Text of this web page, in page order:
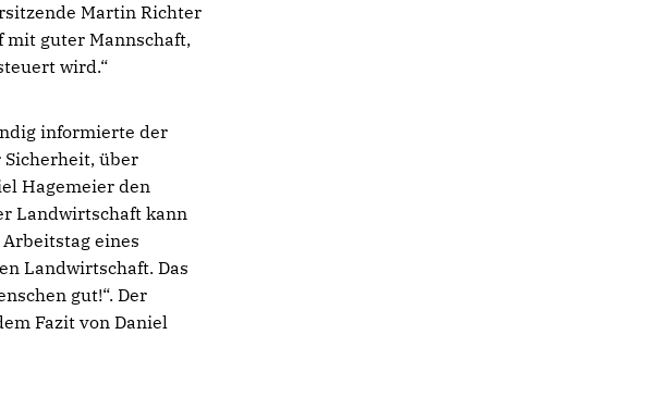
Martin Richter
mit guter Mannschaft,
wird.“
informierte der
über
Hagemeier den
Landwirtschaft kann
eines
Landwirtschaft. Das
gut!“. Der
Fazit von Daniel